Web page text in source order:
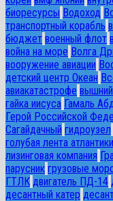
биоресурсы Водоход
транспортный корабль
бюджет военный флот
война на море Волга
вооружение авиации
детский центр Океан
авиакатастрофе
гайка иисуса Гамаль
Герой Российской
Сагайдачный гидроузел
голубая лента атлантики
лизинговая компания
парусник грузовые
ГТЛК двигатель ПД-14
десантный катер